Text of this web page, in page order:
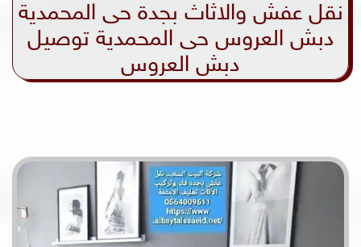
نقل عفش والاثاث بجدة حى المحمدية
دبش العروس حى المحمدية توصيل
دبش العروس